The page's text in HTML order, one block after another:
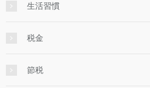
生活習慣
税金
節税